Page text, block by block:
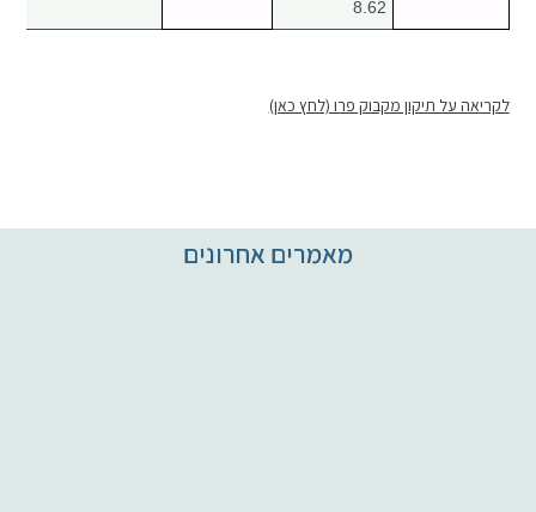
8.62
לקריאה על תיקון מקבוק פרו (לחץ כאן)
מאמרים אחרונים